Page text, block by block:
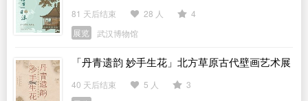
81 天后结束 28 人
4
展览
武汉博物馆
「丹青遗韵 妙手生花」北方草原古代壁画艺术展
40 天后结束 5 人
3